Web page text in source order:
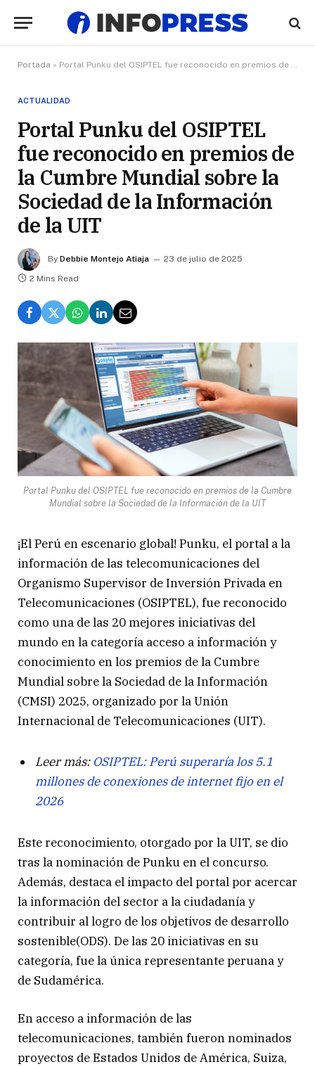
Portada » Portal Punku del OSIPTEL fue reconocido en premios de la Cumbre Mundial sobre la Sociedad de la Información de la UIT
ACTUALIDAD
Portal Punku del OSIPTEL
fue reconocido en premios de
la Cumbre Mundial sobre la
Sociedad de la Información
de la UIT
By Debbie Montejo Atiaja
23 de julio de 2025
2 Mins Read
Portal Punku del OSIPTEL fue reconocido en premios de la Cumbre
Mundial sobre la Sociedad de la Información de la UIT
¡El Perú en escenario global! Punku, el portal a la
información de las telecomunicaciones del
Organismo Supervisor de Inversión Privada en
Telecomunicaciones (OSIPTEL), fue reconocido
como una de las 20 mejores iniciativas del
mundo en la categoría acceso a información y
conocimiento en los premios de la Cumbre
Mundial sobre la Sociedad de la Información
(CMSI) 2025, organizado por la Unión
Internacional de Telecomunicaciones (UIT).
Leer más: OSIPTEL: Perú superaría los 5.1
millones de conexiones de internet fijo en el
2026
Este reconocimiento, otorgado por la UIT, se dio
tras la nominación de Punku en el concurso.
Además, destaca el impacto del portal por acercar
la información del sector a la ciudadanía y
contribuir al logro de los objetivos de desarrollo
sostenible(ODS). De las 20 iniciativas en su
categoría, fue la única representante peruana y
de Sudamérica.
En acceso a información de las
telecomunicaciones, también fueron nominados
proyectos de Estados Unidos de América, Suiza,